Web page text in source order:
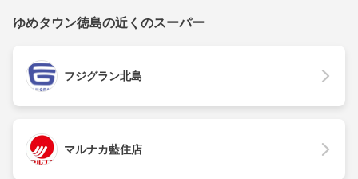
ゆめタウン徳島の近くのスーパー
フジグラン北島
マルナカ藍住店